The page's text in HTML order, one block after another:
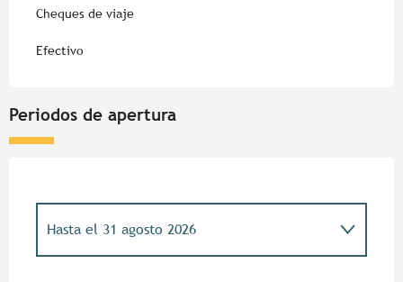
Cheques de viaje
Efectivo
Periodos de apertura
Hasta el 31 agosto 2026